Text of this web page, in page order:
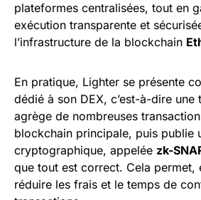
plateformes centralisées, tout en
exécution transparente et
l’infrastructure de la blockchain
En pratique, Lighter se présente
dédié à son DEX, c’est-à-dire une
agrège de nombreuses
blockchain principale, puis publie
cryptographique, appelée zk-
que tout est correct. Cela permet,
réduire les frais et le temps de